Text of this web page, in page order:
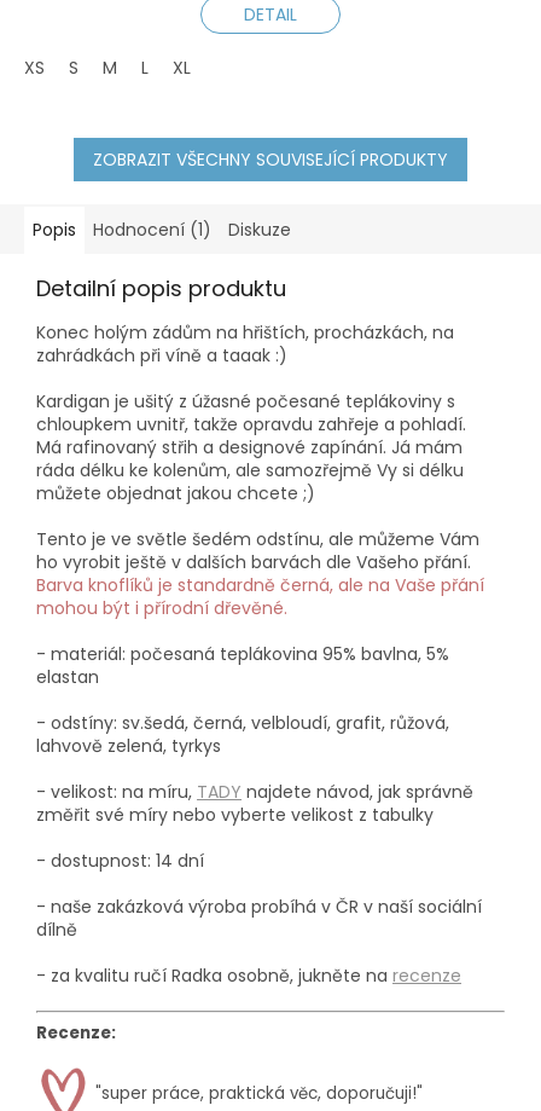
DETAIL
XS S M L XL
ZOBRAZIT VŠECHNY SOUVISEJÍCÍ PRODUKTY
Popis Hodnocení (1) Diskuze
Detailní popis produktu
Konec holým zádům na hřištích, procházkách, na
zahrádkách při víně a taaak :)
Kardigan je ušitý z úžasné počesané teplákoviny s
chloupkem uvnitř, takže opravdu zahřeje a pohladí.
Má rafinovaný střih a designové zapínání. Já mám
ráda délku ke kolenům, ale samozřejmě Vy si délku
můžete objednat jakou chcete ;)
Tento je ve světle šedém odstínu, ale můžeme Vám
ho vyrobit ještě v dalších barvách dle Vašeho přání.
Barva knoflíků je standardně černá, ale na Vaše přání
mohou být i přírodní dřevěné.
- materiál: počesaná teplákovina 95% bavlna, 5%
elastan
- odstíny: sv.šedá, černá, velbloudí, grafit, růžová,
lahvově zelená, tyrkys
- velikost: na míru, TADY najdete návod, jak správně
změřit své míry nebo vyberte velikost z tabulky
- dostupnost: 14 dní
- naše zakázková výroba probíhá v ČR v naší sociální
dílně
- za kvalitu ručí Radka osobně, jukněte na recenze
Recenze:
"super práce, praktická věc, doporučuji!"